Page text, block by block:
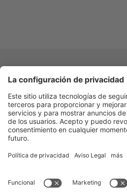
Vogelsang -
Leading in Technology
Oficina de ventas en Colombia